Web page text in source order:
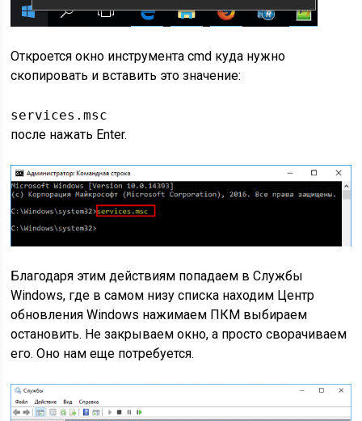
Откроется окно инструмента cmd куда нужно
скопировать и вставить это значение:
services.msc
после нажать Enter.
Благодаря этим действиям попадаем в Службы
Windows, где в самом низу списка находим Центр
обновления Windows нажимаем ПКМ выбираем
остановить. Не закрываем окно, а просто сворачиваем
его. Оно нам еще потребуется.